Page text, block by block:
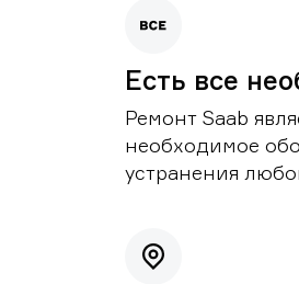
Есть все
Ремонт Saab
необходимое
устранения